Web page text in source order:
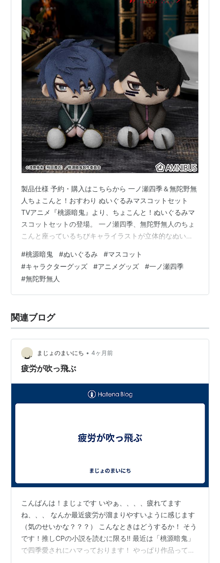
製品仕様 予約・購入はこちらから 一ノ瀬四季＆無陀野無
人ちょこんと！おすわり ぬいぐるみマスコットセット
TVアニメ『桃源暗鬼』より、ちょこんと！ぬいぐるみマ
スコットセットの登場。 一ノ瀬四季、無陀野無人のちょ
こんと座っているちびキャライラストが立体的なぬいぐ
全長13cm 付属：ボールチェーン(銀色) 発送予定：2026
年10月上旬より順次発送 予約期間：2026年06月10日ま
で受付 価格： ¥ 4,980（税抜） ¥ 5,478（税込） 予約・
購入はこちらから 一ノ瀬四季＆無陀野無人ちょこんと！
#桃源暗鬼 #ぬいぐるみ #マスコット
#キャラクターグッズ #アニメグッズ #一ノ瀬四季
#無陀野無人
関連ブログ
まじょのまいにち • 4ヶ月前
疲労が吹っ飛ぶ
こんばんは！まじょです いやぁ、、、、疲れてます
ね、、、 なんか最近疲労が溜まりやすいように感じます
（気のせいかな？？？） こんなときはどうするか！ そう
です！推しCPの小説を読むに限る‼ 最近は「桃源暗鬼」
で四季愛されにハマっております！ やっぱり作品って主